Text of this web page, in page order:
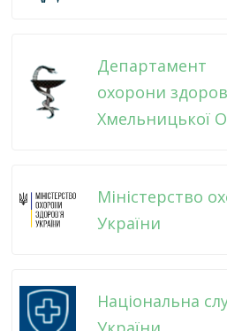
Департамент
охорони
Хмельницької
Міністерство
України
Національна